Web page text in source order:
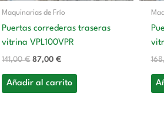
Maquinarias de Frío
Puertas correderas traseras
vitrina VPL100VPR
141,00€ 87,00€
Añadir al carrito